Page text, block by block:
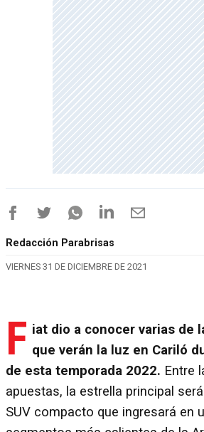
Redacción Parabrisas
VIERNES 31 DE DICIEMBRE DE 2021
F iat dio a conocer varias de
que verán la luz en Cariló
de esta temporada 2022. Entre
apuestas, la estrella principal será
SUV compacto que ingresará en